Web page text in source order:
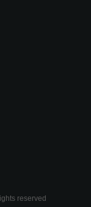
reserved